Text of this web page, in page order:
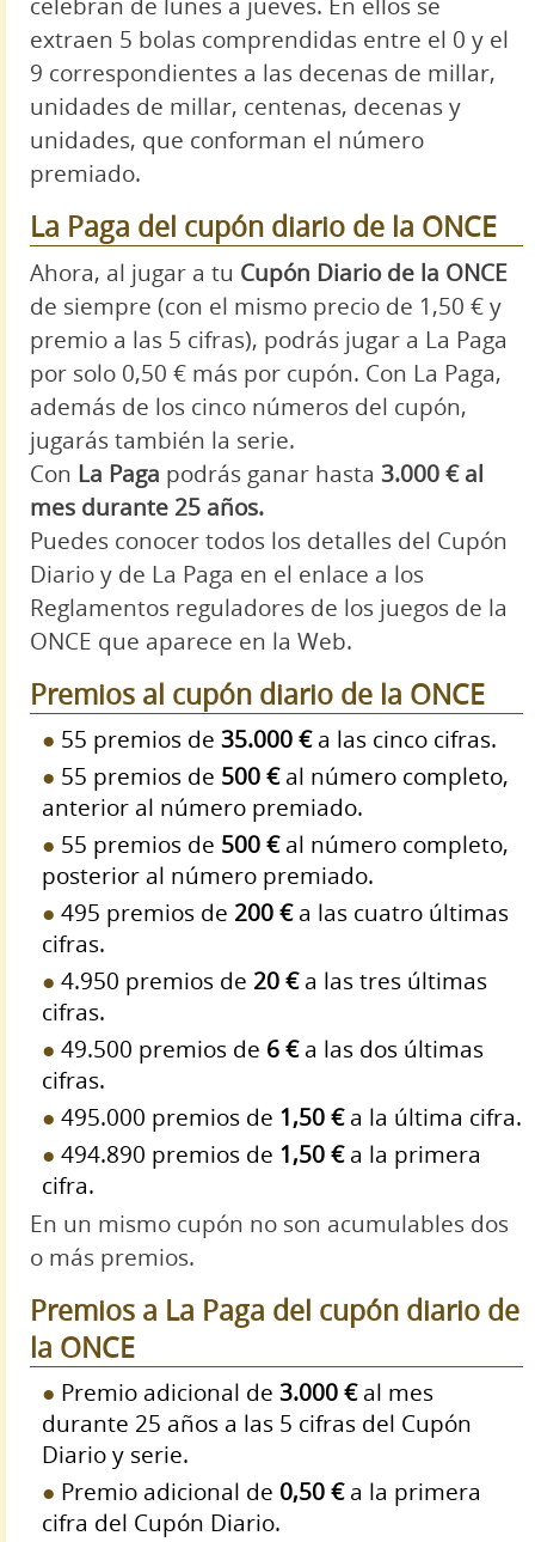
extraen 5 bolas comprendidas entre el 0 y el
9 correspondientes a las decenas de millar,
unidades de millar, centenas, decenas y
unidades, que conforman el número
premiado.
La Paga del cupón diario de la ONCE
Ahora, al jugar a tu Cupón Diario de la ONCE
de siempre (con el mismo precio de 1,50 € y
premio a las 5 cifras), podrás jugar a La Paga
por solo 0,50 € más por cupón. Con La Paga,
además de los cinco números del cupón,
jugarás también la serie.
Con La Paga podrás ganar hasta 3.000 € al
mes durante 25 años.
Puedes conocer todos los detalles del Cupón
Diario y de La Paga en el enlace a los
Reglamentos reguladores de los juegos de la
ONCE que aparece en la Web.
Premios al cupón diario de la ONCE
55 premios de 35.000 €a las cinco cifras.
55 premios de 500 €al número completo,
anterior al número premiado.
55 premios de 500 €al número completo,
posterior al número premiado.
495 premios de 200 €a las cuatro últimas
cifras.
4.950 premios de 20 €a las tres últimas
cifras.
49.500 premios de 6 €a las dos últimas
cifras.
495.000 premios de 1,50 €a la última cifra.
494.890 premios de 1,50 €a la primera
cifra.
En un mismo cupón no son acumulables dos
o más premios.
Premios a La Paga del cupón diario de
la ONCE
Premio adicional de 3.000 €al mes
durante 25 años a las 5 cifras del Cupón
Diario y serie.
Premio adicional de 0,50 €a la primera
cifra del Cupón Diario.